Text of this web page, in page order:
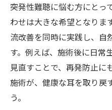
突発性難聴に悩む方にとっ
わせは大きな希望となりま
流改善を同時に実践し、自
す。例えば、施術後に日常
見直すことで、再発防止に
施術が、健康な耳を取り戻
う。